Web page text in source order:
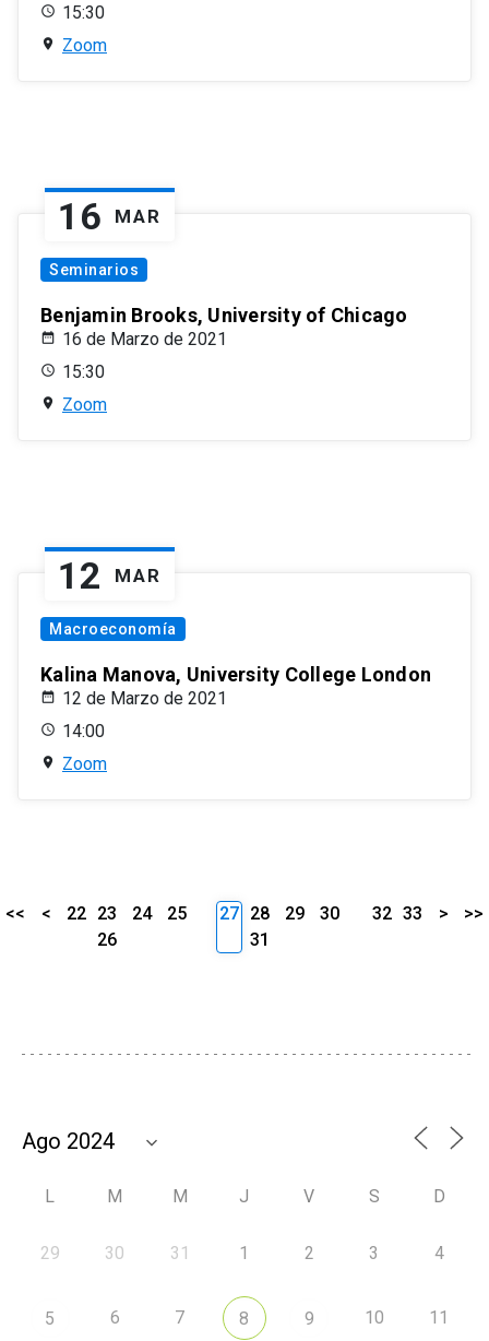
15:30
Zoom
16 MAR
Seminarios
Benjamin Brooks, University of Chicago
16 de Marzo de 2021
15:30
Zoom
12 MAR
Macroeconomía
Kalina Manova, University College London
12 de Marzo de 2021
14:00
Zoom
<< < 22 23 24
25
26
27 28 29
30
31
32 33 > >>
L M M J V S D
29 30 31 1 2 3 4
5 6 7 8 9 10 11